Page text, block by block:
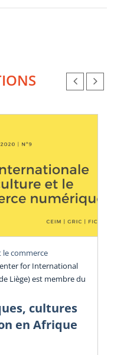
commerce
for International
Liège) est membre du
cultures
en Afrique